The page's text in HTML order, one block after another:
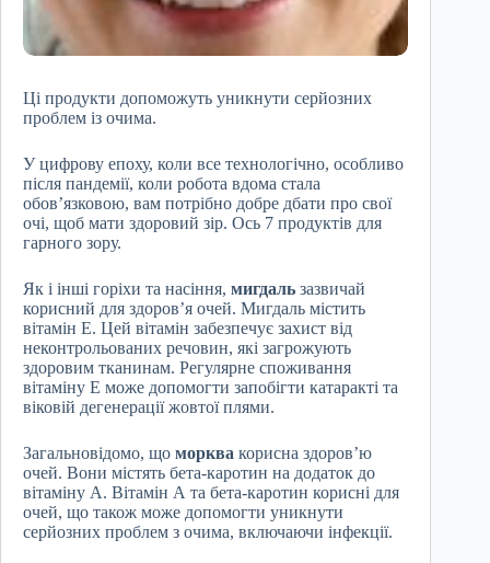
Ці продукти допоможуть уникнути серйозних
проблем із очима.
У цифрову епоху, коли все технологічно, особливо
після пандемії, коли робота вдома стала
обов’язковою, вам потрібно добре дбати про свої
очі, щоб мати здоровий зір. Ось 7 продуктів для
гарного зору.
Як і інші горіхи та насіння, мигдаль зазвичай
корисний для здоров’я очей. Мигдаль містить
вітамін Е. Цей вітамін забезпечує захист від
неконтрольованих речовин, які загрожують
здоровим тканинам. Регулярне споживання
вітаміну Е може допомогти запобігти катаракті та
віковій дегенерації жовтої плями.
Загальновідомо, що морква корисна здоров’ю
очей. Вони містять бета-каротин на додаток до
вітаміну А. Вітамін А та бета-каротин корисні для
очей, що також може допомогти уникнути
серйозних проблем з очима, включаючи інфекції.